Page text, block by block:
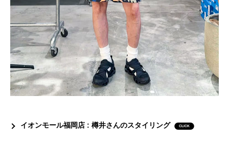
イオンモール福岡店 : 樽井さんのスタイリング